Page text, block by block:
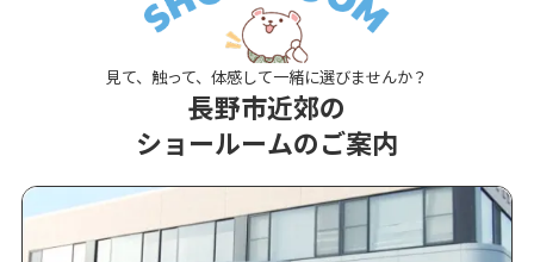
見て、触って、体感して一緒に選びませんか？
長野市近郊の
ショールームのご案内